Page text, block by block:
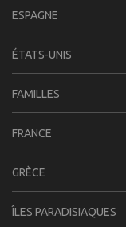
ESPAGNE
ÉTATS-UNIS
FAMILLES
FRANCE
GRÈCE
ÎLES PARADISIAQUES